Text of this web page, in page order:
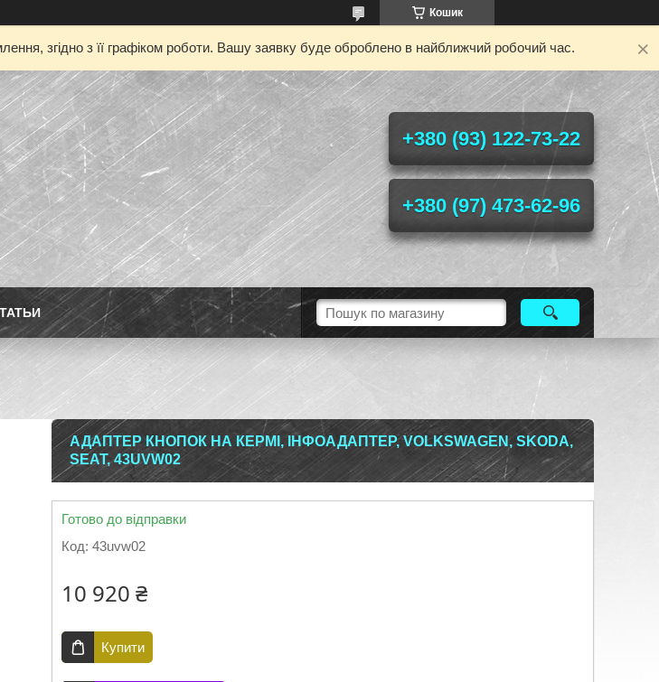
Кошик
згідно з її графіком роботи. Вашу заявку буде оброблено в найближчий робочий час.
+380 (93) 122-73-22
+380 (97) 473-62-96
АДАПТЕР КНОПОК НА КЕРМІ, ІНФОАДАПТЕР, VOLKSWAGEN, SKODA,
SEAT, 43UVW02
Готово до відправки
Код: 43uvw02
10 920 ₴
Купити